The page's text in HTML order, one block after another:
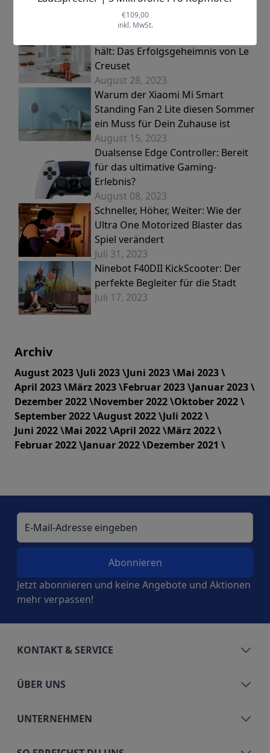
Neueste Posts
hält: Das Erfolgsgeheimnis von Le
Creuset
August 28, 2023
Warum der Xiaomi Mi Smart
Standing Fan 2 Lite diesen Sommer
ein Muss für Dein Zuhause ist
August 15, 2023
Dualsense Edge Controller: Bereit
für das ultimative Gaming-
Erlebnis?
August 08, 2023
Schneller, Höher, Weiter: Wie der
Ultra One Motorized Blaster das
Spiel verändert
Juli 31, 2023
Ninebot F40DII KickScooter: Der
perfekte Begleiter für die Stadt
Juli 17, 2023
Archiv
August 2023 \Juli 2023 \Juni 2023 \Mai 2023 \
April 2023 \März 2023 \Februar 2023 \Januar 2023 \
Dezember 2022 \November 2022 \Oktober 2022 \
September 2022 \August 2022 \Juli 2022 \
Juni 2022 \Mai 2022 \April 2022 \März 2022 \
Februar 2022 \Januar 2022 \Dezember 2021 \
E-Mail-Adresse
Jetzt abonnieren und keine Angebote und Aktionen
mehr verpassen!
KONTAKT & SERVICE
ÜBER UNS
UNTERNEHMEN